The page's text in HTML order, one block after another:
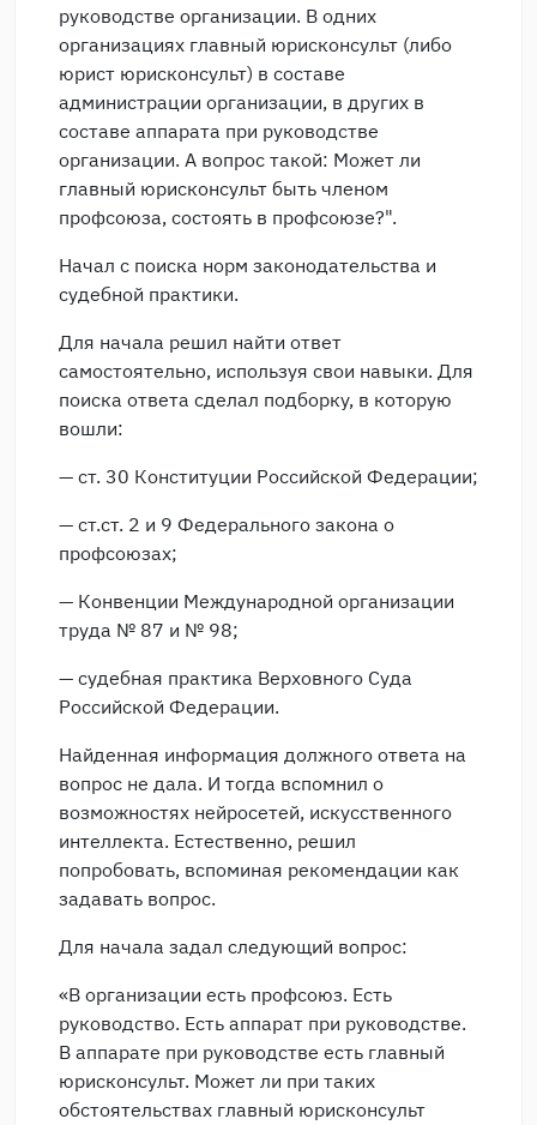
руководстве организации. В одних
организациях главный юрисконсульт (либо
юрист юрисконсульт) в составе
администрации организации, в других в
составе аппарата при руководстве
организации. А вопрос такой: Может ли
главный юрисконсульт быть членом
профсоюза, состоять в профсоюзе?".
Начал с поиска норм законодательства и
судебной практики.
Для начала решил найти ответ
самостоятельно, используя свои навыки. Для
поиска ответа сделал подборку, в которую
вошли:
— ст. 30 Конституции Российской Федерации;
— ст.ст. 2 и 9 Федерального закона о
профсоюзах;
— Конвенции Международной организации
труда № 87 и № 98;
— судебная практика Верховного Суда
Российской Федерации.
Найденная информация должного ответа на
вопрос не дала. И тогда вспомнил о
возможностях нейросетей, искусственного
интеллекта. Естественно, решил
попробовать, вспоминая рекомендации как
задавать вопрос.
Для начала задал следующий вопрос:
«В организации есть профсоюз. Есть
руководство. Есть аппарат при руководстве.
В аппарате при руководстве есть главный
юрисконсульт. Может ли при таких
обстоятельствах главный юрисконсульт